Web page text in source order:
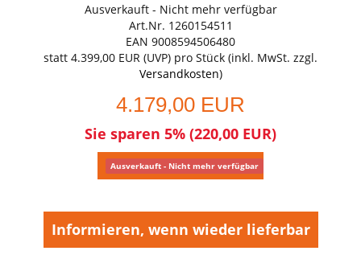
Ausverkauft - Nicht mehr verfügbar
Art.Nr. 1260154511
EAN 9008594506480
statt 4.399,00 EUR (UVP) pro Stück (inkl. MwSt. zzgl.
Versandkosten)
4.179,00 EUR
Sie sparen 5% (220,00 EUR)
Ausverkauft - Nicht mehr verfügbar
Informieren, wenn wieder lieferbar